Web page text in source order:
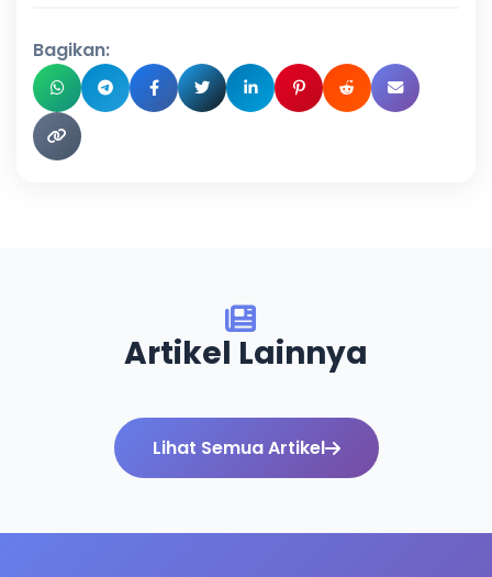
Bagikan:
Artikel Lainnya
Lihat Semua Artikel